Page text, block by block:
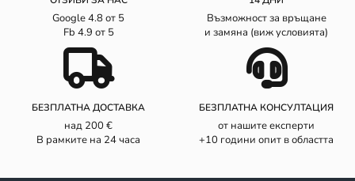
Google 4.8 от 5
Fb 4.9 от 5
Възможност за връщане
и замяна (виж условията)
БЕЗПЛАТНА ДОСТАВКА
над 200 €
В рамките на 24 часа
БЕЗПЛАТНА КОНСУЛТАЦИЯ
от нашите експерти
+10 години опит в областта